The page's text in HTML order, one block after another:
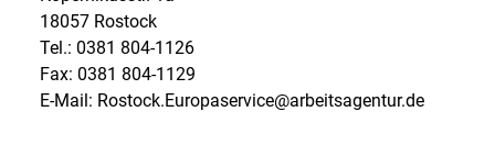
18057 Rostock
Tel.: 0381 804-1126
Fax: 0381 804-1129
E-Mail: Rostock.Europaservice@arbeitsagentur.de